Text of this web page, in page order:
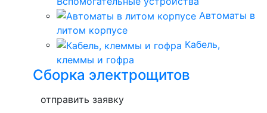
Автоматы в
литом корпусе
Кабель,
клеммы и гофра
Сборка электрощитов
отправить заявку